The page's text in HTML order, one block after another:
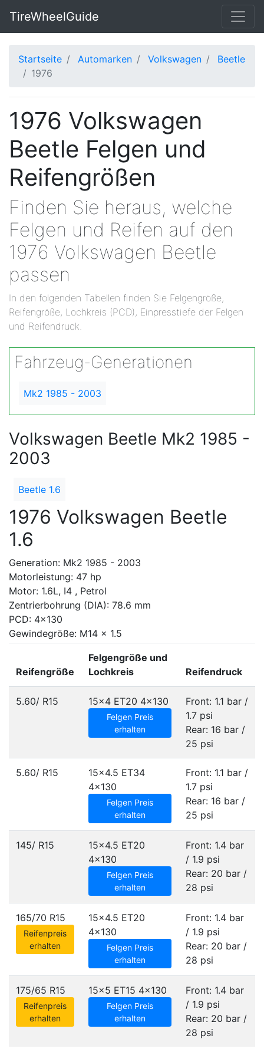
TireWheelGuide
Startseite Automarken Volkswagen
Beetle
1976
1976 Volkswagen
Beetle Felgen und
Reifengrößen
Finden Sie heraus, welche
Felgen und Reifen auf den
1976 Volkswagen Beetle
passen
In den folgenden Tabellen finden Sie Felgengröße,
Reifengröße, Lochkreis (PCD), Einpresstiefe der Felgen
und Reifendruck.
Fahrzeug-Generationen
Mk2 1985 - 2003
Volkswagen Beetle Mk2 1985 -
2003
Beetle 1.6
1976 Volkswagen Beetle
1.6
Generation: Mk2 1985 - 2003
Motorleistung: 47 hp
Motor: 1.6L, I4 , Petrol
Zentrierbohrung (DIA): 78.6 mm
PCD: 4x130
Gewindegröße: M14 x 1.5
Reifengröße
Felgengröße und
Lochkreis
Reifendruck
5.60/ R15 15x4 ET20 4x130
Felgen Preis
erhalten
Front: 1.1 bar /
1.7 psi
Rear: 16 bar /
25 psi
5.60/ R15
15x4.5 ET34
4x130
Felgen Preis
erhalten
Front: 1.1 bar /
1.7 psi
Rear: 16 bar /
25 psi
145/ R15
15x4.5 ET20
4x130
Felgen Preis
erhalten
Front: 1.4 bar
/ 1.9 psi
Rear: 20 bar /
28 psi
165/70 R15
Reifenpreis
erhalten
15x4.5 ET20
4x130
Felgen Preis
erhalten
Front: 1.4 bar
/ 1.9 psi
Rear: 20 bar /
28 psi
175/65 R15
Reifenpreis
erhalten
15x5 ET15 4x130
Felgen Preis
erhalten
Front: 1.4 bar
/ 1.9 psi
Rear: 20 bar /
28 psi